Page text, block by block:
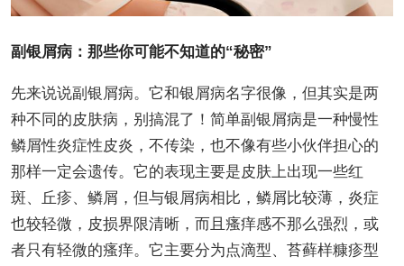
副银屑病：那些你可能不知道的“秘密”
先来说说副银屑病。它和银屑病名字很像，但其实是两
种不同的皮肤病，别搞混了！简单副银屑病是一种慢性
鳞屑性炎症性皮炎，不传染，也不像有些小伙伴担心的
那样一定会遗传。它的表现主要是皮肤上出现一些红
斑、丘疹、鳞屑，但与银屑病相比，鳞屑比较薄，炎症
也较轻微，皮损界限清晰，而且瘙痒感不那么强烈，或
者只有轻微的瘙痒。它主要分为点滴型、苔藓样糠疹型